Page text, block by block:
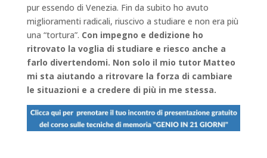
pur essendo di Venezia. Fin da subito ho avuto
miglioramenti radicali, riuscivo a studiare e non era più
una “tortura”. Con impegno e dedizione ho
ritrovato la voglia di studiare e riesco anche a
farlo divertendomi. Non solo il mio tutor Matteo
mi sta aiutando a ritrovare la forza di cambiare
le situazioni e a credere di più in me stessa.